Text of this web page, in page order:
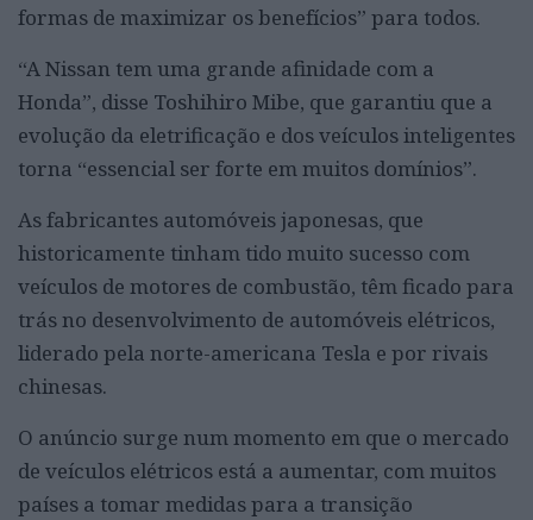
formas de maximizar os benefícios” para todos.
“A Nissan tem uma grande afinidade com a
Honda”, disse Toshihiro Mibe, que garantiu que a
evolução da eletrificação e dos veículos inteligentes
torna “essencial ser forte em muitos domínios”.
As fabricantes automóveis japonesas, que
historicamente tinham tido muito sucesso com
veículos de motores de combustão, têm ficado para
trás no desenvolvimento de automóveis elétricos,
liderado pela norte-americana Tesla e por rivais
chinesas.
O anúncio surge num momento em que o mercado
de veículos elétricos está a aumentar, com muitos
países a tomar medidas para a transição